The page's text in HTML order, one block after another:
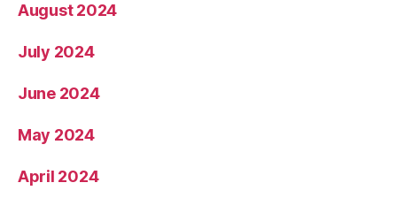
August 2024
July 2024
June 2024
May 2024
April 2024